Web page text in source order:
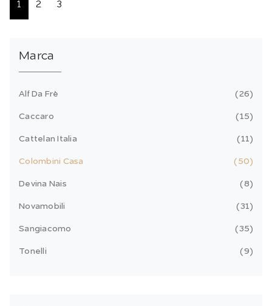
1 2 3
Marca
Alf Da Frè 26
Caccaro 15
Cattelan Italia 11
Colombini Casa 50
Devina Nais 8
Novamobili 31
Sangiacomo 35
Tonelli 9